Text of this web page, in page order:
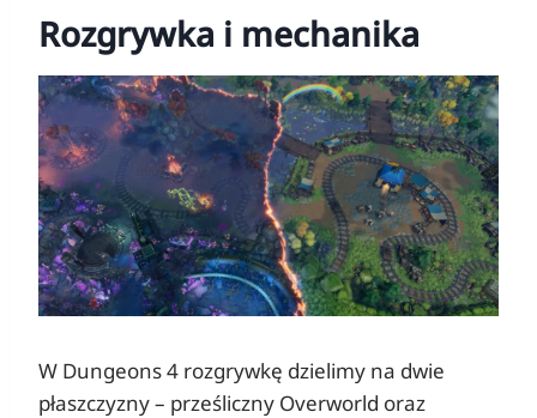
Rozgrywka i mechanika
W Dungeons 4 rozgrywkę dzielimy na dwie
płaszczyzny – prześliczny Overworld oraz